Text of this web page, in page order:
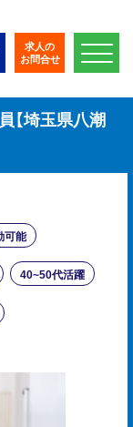
求人の
お問合せ
【埼玉県八潮
可能
40~50代活躍